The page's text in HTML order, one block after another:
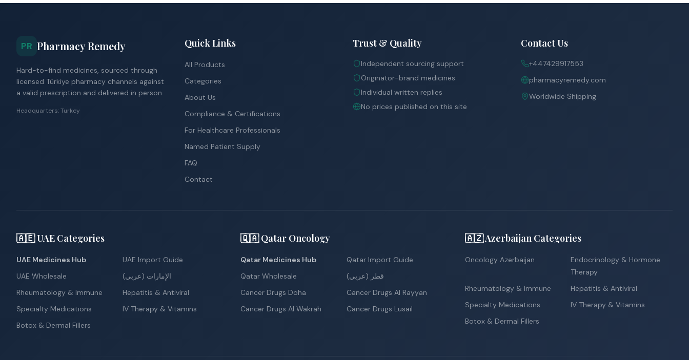
PR Pharmacy Remedy
Hard-to-find medicines, sourced through
licensed Türkiye pharmacy channels against
a valid prescription and delivered in person.
Headquarters: Turkey
Quick Links
All Products
Categories
About Us
Compliance & Certifications
For Healthcare Professionals
Named Patient Supply
FAQ
Contact
Trust & Quality
Independent sourcing support
Originator-brand medicines
Individual written replies
No prices published on this site
Contact Us
+447429917553
pharmacyremedy.com
Worldwide Shipping
🇦🇪 UAE Categories
UAE Medicines Hub
UAE Import Guide
UAE Wholesale
الإمارات (عربي)
Rheumatology & Immune
Hepatitis & Antiviral
Specialty Medications
IV Therapy & Vitamins
Botox & Dermal Fillers
🇶🇦 Qatar Oncology
Qatar Medicines Hub
Qatar Import Guide
Qatar Wholesale
قطر (عربي)
Cancer Drugs Doha
Cancer Drugs Al Rayyan
Cancer Drugs Al Wakrah
Cancer Drugs Lusail
🇦🇿 Azerbaijan Categories
Oncology Azerbaijan
Endocrinology & Hormone
Therapy
Rheumatology & Immune
Hepatitis & Antiviral
Specialty Medications
IV Therapy & Vitamins
Botox & Dermal Fillers